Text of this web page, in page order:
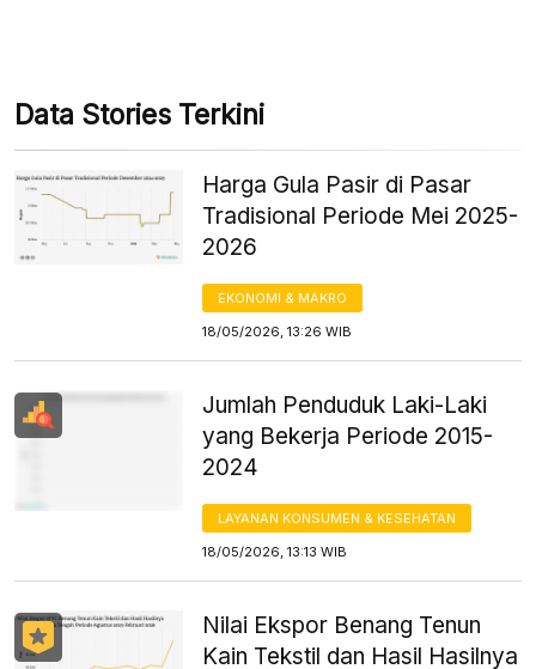
Data Stories Terkini
Harga Gula Pasir di Pasar
Tradisional Periode Mei 2025-
2026
EKONOMI & MAKRO
18/05/2026, 13:26 WIB
Jumlah Penduduk Laki-Laki
yang Bekerja Periode 2015-
2024
LAYANAN KONSUMEN & KESEHATAN
18/05/2026, 13:13 WIB
Nilai Ekspor Benang Tenun
Kain Tekstil dan Hasil Hasilnya